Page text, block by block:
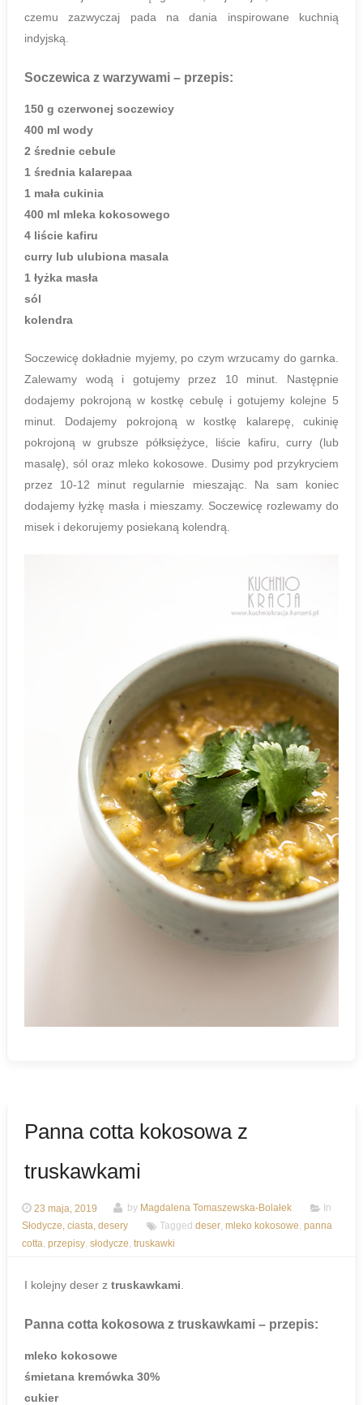
czemu zazwyczaj pada na dania inspirowane kuchnią
indyjską.
Soczewica z warzywami – przepis:
150 g czerwonej soczewicy
400 ml wody
2 średnie cebule
1 średnia kalarepaa
1 mała cukinia
400 ml mleka kokosowego
4 liście kafiru
curry lub ulubiona masala
1 łyżka masła
sól
kolendra
Soczewicę dokładnie myjemy, po czym wrzucamy do garnka.
Zalewamy wodą i gotujemy przez 10 minut. Następnie
dodajemy pokrojoną w kostkę cebulę i gotujemy kolejne 5
minut. Dodajemy pokrojoną w kostkę kalarepę, cukinię
pokrojoną w grubsze półksiężyce, liście kafiru, curry (lub
masalę), sól oraz mleko kokosowe. Dusimy pod przykryciem
przez 10-12 minut regularnie mieszając. Na sam koniec
dodajemy łyżkę masła i mieszamy. Soczewicę rozlewamy do
misek i dekorujemy posiekaną kolendrą.
Panna cotta kokosowa z
truskawkami
23 maja, 2019 by Magdalena Tomaszewska-Bolałek
In
Słodycze, ciasta, desery
Tagged deser, mleko kokosowe, panna
cotta, przepisy, słodycze, truskawki
I kolejny deser z truskawkami.
Panna cotta kokosowa z truskawkami – przepis:
mleko kokosowe
śmietana kremówka 30%
cukier